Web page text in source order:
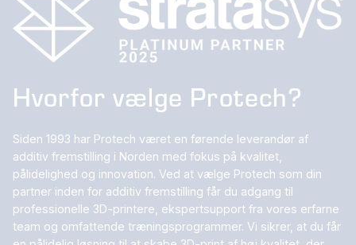
Hvorfor vælge Protech?
Siden 1993 har Protech været en førende leverandør af
additiv fremstilling i Norden med fokus på kvalitet,
pålidelighed og innovation. Ved at vælge Protech som din
partner inden for additiv fremstilling får du adgang til
professionelle 3D-printere, ekspertsupport fra vores erfarne
team og omfattende træningsprogrammer. Vi sikrer, at du får